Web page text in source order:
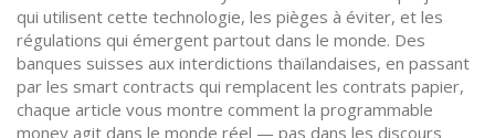
qui utilisent cette technologie, les pièges à éviter, et les
régulations qui émergent partout dans le monde. Des
banques suisses aux interdictions thaïlandaises, en passant
par les smart contracts qui remplacent les contrats papier,
chaque article vous montre comment la programmable
money agit dans le monde réel — pas dans les discours